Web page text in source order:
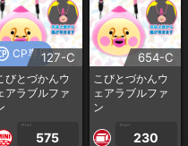
CP専用127-C
びとづかんウ
アラブルファ
1PLAY
575
654-C
こびとづかんウ
ェアラブルファ
ン
1PLAY
230